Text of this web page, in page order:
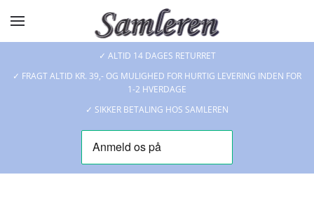
Skip to main content
✓ ALTID 14 DAGES RETURRET
✓ FRAGT ALTID KR. 39,- OG MULIGHED FOR HURTIG LEVERING INDEN FOR
1-2 HVERDAGE
✓ SIKKER BETALING HOS SAMLEREN